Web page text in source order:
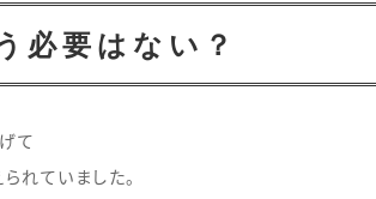
必要はない？
て
れていました。